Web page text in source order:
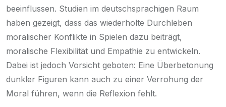
beeinflussen. Studien im deutschsprachigen Raum
haben gezeigt, dass das wiederholte Durchleben
moralischer Konflikte in Spielen dazu beiträgt,
moralische Flexibilität und Empathie zu entwickeln.
Dabei ist jedoch Vorsicht geboten: Eine Überbetonung
dunkler Figuren kann auch zu einer Verrohung der
Moral führen, wenn die Reflexion fehlt.